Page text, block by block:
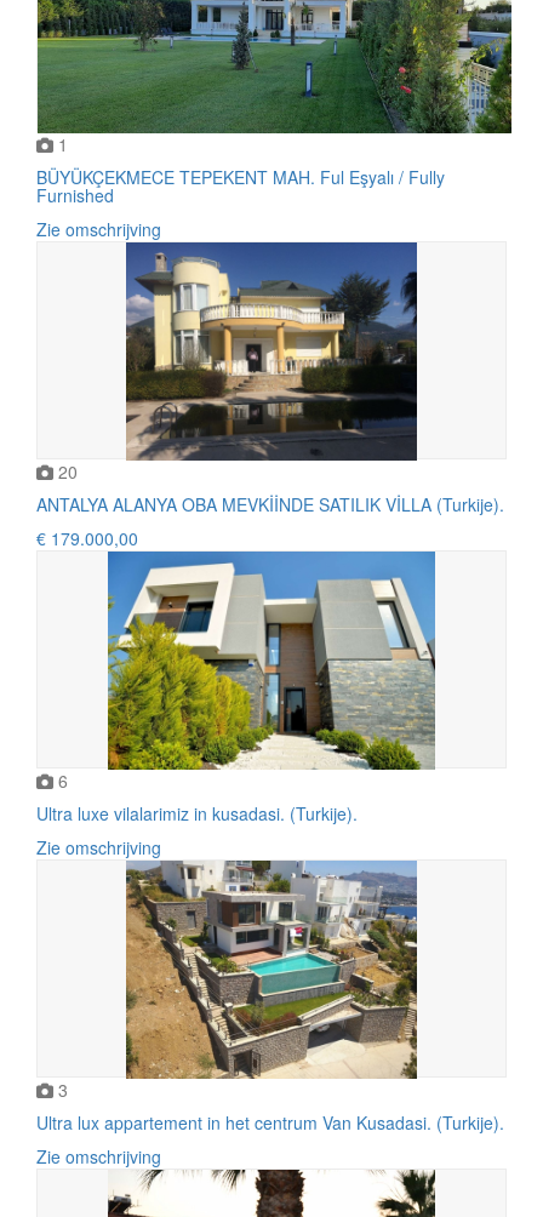
1
BÜYÜKÇEKMECE TEPEKENT MAH. Ful Eşyalı / Fully
Furnished
Zie omschrijving
20
ANTALYA ALANYA OBA MEVKİİNDE SATILIK VİLLA (Turkije).
€ 179.000,00
6
Ultra luxe vilalarimiz in kusadasi. (Turkije).
Zie omschrijving
3
Ultra lux appartement in het centrum Van Kusadasi. (Turkije).
Zie omschrijving